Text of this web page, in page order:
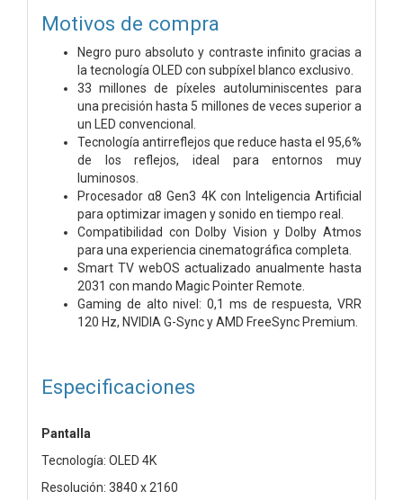
Motivos de compra
Negro puro absoluto y contraste infinito gracias a
la tecnología OLED con subpíxel blanco exclusivo.
33 millones de píxeles autoluminiscentes para
una precisión hasta 5 millones de veces superior a
un LED convencional.
Tecnología antirreflejos que reduce hasta el 95,6%
de los reflejos, ideal para entornos muy
luminosos.
Procesador α8 Gen3 4K con Inteligencia Artificial
para optimizar imagen y sonido en tiempo real.
Compatibilidad con Dolby Vision y Dolby Atmos
para una experiencia cinematográfica completa.
Smart TV webOS actualizado anualmente hasta
2031 con mando Magic Pointer Remote.
Gaming de alto nivel: 0,1 ms de respuesta, VRR
120 Hz, NVIDIA G-Sync y AMD FreeSync Premium.
Especificaciones
Pantalla
Tecnología: OLED 4K
Resolución: 3840 x 2160